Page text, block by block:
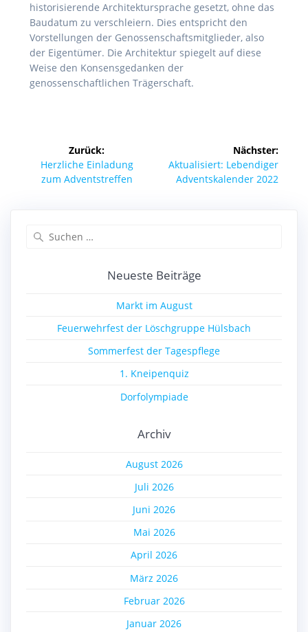
historisierende Architektursprache gesetzt, ohne das
Baudatum zu verschleiern. Dies entspricht den
Vorstellungen der Genossenschaftsmitglieder, also
der Eigentümer. Die Architektur spiegelt auf diese
Weise den Konsensgedanken der
genossenschaftlichen Trägerschaft.
Beitragsnavigation
Zurück:
Vorheriger
Beitrag:
Herzliche Einladung
zum Adventstreffen
Nächster:
Nächster
Beitrag:
Aktualisiert: Lebendiger
Adventskalender 2022
Neueste Beiträge
Markt im August
Feuerwehrfest der Löschgruppe Hülsbach
Sommerfest der Tagespflege
1. Kneipenquiz
Dorfolympiade
Archiv
August 2026
Juli 2026
Juni 2026
Mai 2026
April 2026
März 2026
Februar 2026
Januar 2026